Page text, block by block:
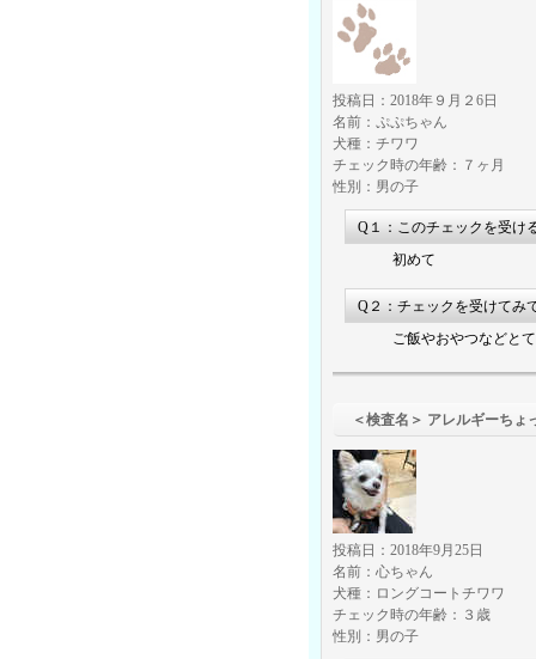
投稿日：2018年９月２6日
名前：ぷぷちゃん
犬種：チワワ
チェック時の年齢：７ヶ月
性別：男の子
Q１：このチェックを受け
初めて
Q２：チェックを受けてみ
ご飯やおやつなどと
＜検査名＞ アレル
投稿日：2018年9月25日
名前：心ちゃん
犬種：ロングコートチワワ
チェック時の年齢：３歳
性別：男の子